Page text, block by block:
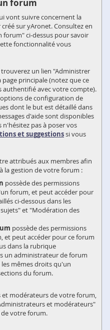
forum
vont suivre concernent la
sur yAronet. Consultez en
forum" ci-dessus pour savoir
fonctionnalité vous
un lien "Administrer
principale (notez que ce
authentifié avec votre compte).
de configuration de
dont le but est détaillé dans
d'aide sont disponibles
pas à poser vos
et suggestionssi vous
attribués aux membres afin
la gestion de votre forum :
possède des permissions
forum, et peut accéder pour
ci-dessous dans les
et "Modération des
possède des permissions
peut accéder pour ce forum
dans la rubrique
un administrateur de forum
mêmes droits qu'un
du forum.
modérateurs de votre forum,
et modérateurs"
votre forum.